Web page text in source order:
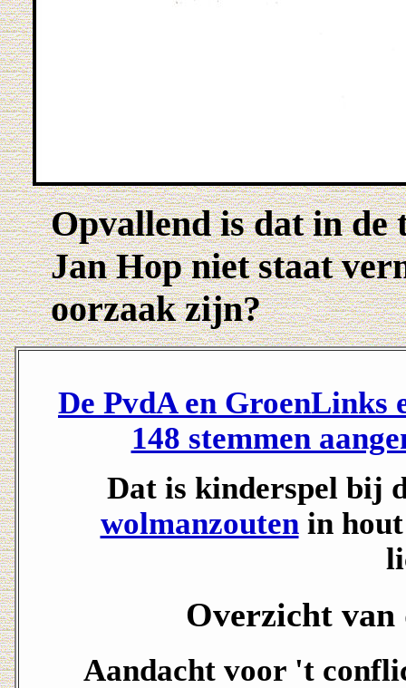
Opvallend is dat in de
Jan Hop niet staat
oorzaak zijn?
De PvdA en GroenLinks
148 stemmen
Dat is kinderspel bij
wolmanzoutenin hout
Overzicht van
Aandacht voor 't